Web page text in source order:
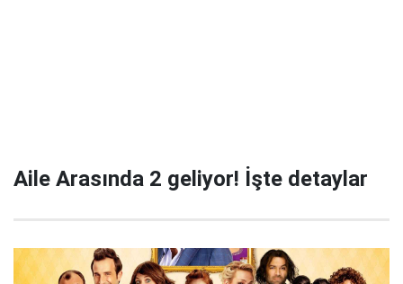
Aile Arasında 2 geliyor! İşte detaylar